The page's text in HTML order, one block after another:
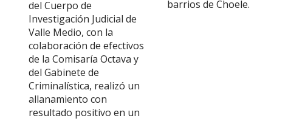
del Cuerpo de
Investigación Judicial de
Valle Medio, con la
colaboración de efectivos
de la Comisaría Octava y
del Gabinete de
Criminalística, realizó un
allanamiento con
resultado positivo en un
barrios de Choele.